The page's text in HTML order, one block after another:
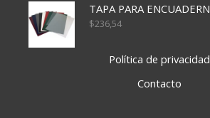
$236,54
Política de privacidad
Contacto